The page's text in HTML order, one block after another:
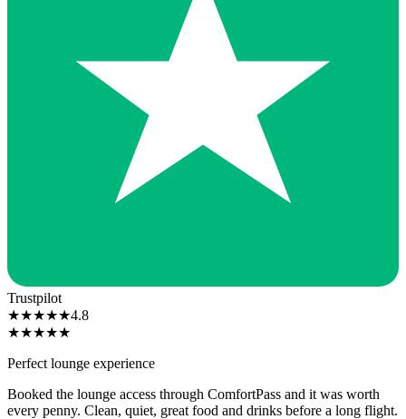
Trustpilot
★★★★★4.8
★★★★★
Perfect lounge experience
Booked the lounge access through ComfortPass and it was worth
every penny. Clean, quiet, great food and drinks before a long flight.